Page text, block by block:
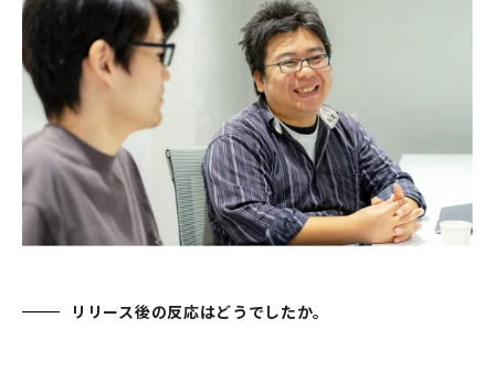
リリース後の反応はどうでしたか。